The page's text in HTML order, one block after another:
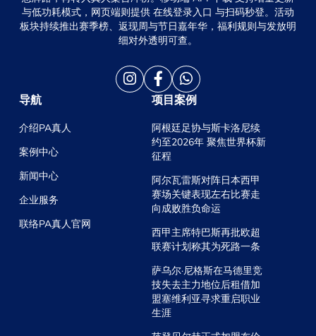
与低功耗模式，网页端则提供 在线登录入口 与扫码秒登。活动
板块持续推出赛季榜、返现周与节日嘉年华，福利规则与发放明
细对外透明可查。
导航
介绍PA真人
案例中心
新闻中心
企业服务
联络PA真人官网
项目案例
阿根廷足协与斯卡洛尼续
约至2026年 聚焦世界杯新
征程
阿尔瓦雷斯对阵日本西甲
赛场关键表现左右比赛走
向成败胜负命运
西甲主席特巴斯再批欧超
联赛计划称其为死路一条
萨乌尔·尼格斯在马德里竞
技失去主力地位后租借加
盟塞维利亚寻求重启职业
生涯